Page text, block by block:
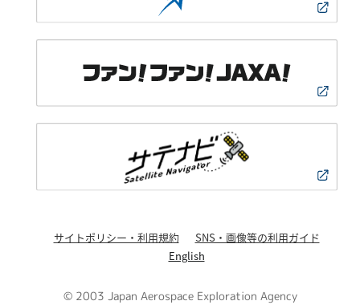
サイトポリシー・利用規約
SNS・画像等の利用ガイド
English
© 2003 Japan Aerospace Exploration Agency